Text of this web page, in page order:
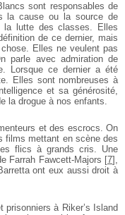
sont responsables de
la cause ou la source de
la lutte des classes. Elles
de ce dernier, mais
Elles ne veulent pas
parle avec admiration de
Lorsque ce dernier a été
Elles sont nombreuses à
et sa générosité,
la drogue à nos enfants.
et des escrocs. On
films mettant en scène des
flics à grands cris. Une
Farrah Fawcett-Majors [7] ,
ont eux aussi droit à
prisonniers à Riker’s Island